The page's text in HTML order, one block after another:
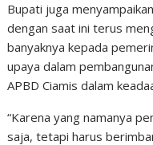
Bupati juga
dengan saat ini terus
banyaknya kepada
upaya dalam
APBD Ciamis dalam
“Karena yang namanya
saja, tetapi harus